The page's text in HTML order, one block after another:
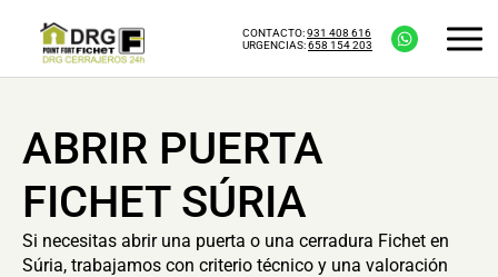
CONTACTO:931 408 616
URGENCIAS:658 154 203
ABRIR PUERTA
FICHET SÚRIA
Si necesitas abrir una puerta o una cerradura Fichet en
Súria, trabajamos con criterio técnico y una valoración